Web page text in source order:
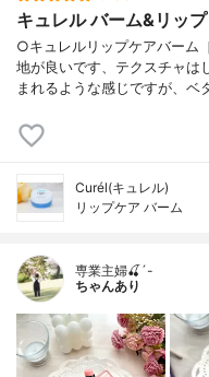
キュレル バーム&リップ
○キュレルリップケアバーム
地が良いです、テクスチャは
まれるような感じですが、ベ
Curél(キュレル)
リップケア バーム
専業主婦🍒´-
ちゃんあり